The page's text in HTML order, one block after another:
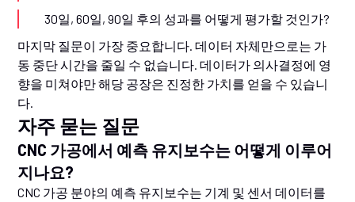
30일, 60일, 90일 후의 성과를 어떻게 평가할 것인가?
마지막 질문이 가장 중요합니다. 데이터 자체만으로는 가
동 중단 시간을 줄일 수 없습니다. 데이터가 의사결정에 영
향을 미쳐야만 해당 공장은 진정한 가치를 얻을 수 있습니
다.
자주 묻는 질문
CNC 가공에서 예측 유지보수는 어떻게 이루어
지나요?
CNC 가공 분야의 예측 유지보수는 기계 및 센서 데이터를